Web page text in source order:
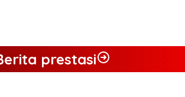
prestasi